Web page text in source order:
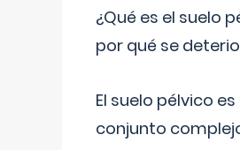
¿Qué es el suelo
por qué se
El suelo pélvico es
conjunto